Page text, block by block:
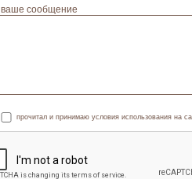
ваше сообщение
прочитал и принимаю условия использования на